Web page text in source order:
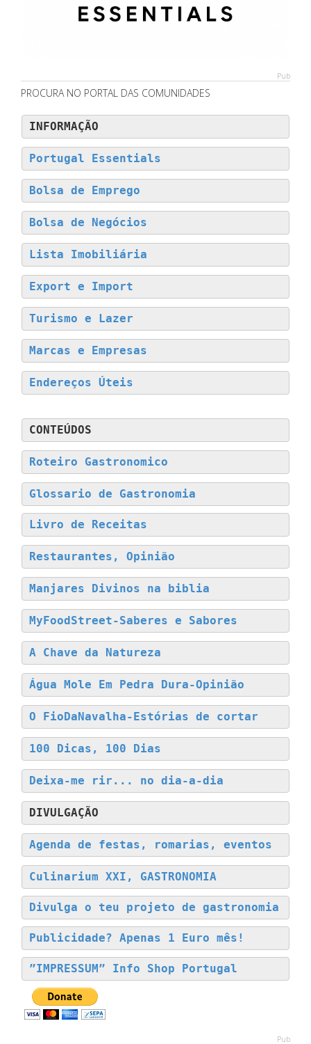
Pub
PROCURA NO PORTAL DAS COMUNIDADES
INFORMAÇÃO
Portugal Essentials
Bolsa de Emprego
Bolsa de Negócios
Lista Imobiliária
Export e Import
Turismo e Lazer
Marcas e Empresas
Endereços Úteis
CONTEÚDOS
Roteiro Gastronomico
Glossario de Gastronomia
Livro de Receitas
Restaurantes, Opinião
Manjares Divinos na biblia
MyFoodStreet-Saberes e Sabores
A Chave da Natureza
Água Mole Em Pedra Dura-Opinião
O FioDaNavalha-Estórias de cortar
100 Dicas, 100 Dias
Deixa-me rir... no dia-a-dia
DIVULGAÇÃO
Agenda de festas, romarias, eventos
Culinarium XXI, GASTRONOMIA
Divulga o teu projeto de gastronomia
Publicidade? Apenas 1 Euro mês!
”IMPRESSUM” Info Shop Portugal
Pub